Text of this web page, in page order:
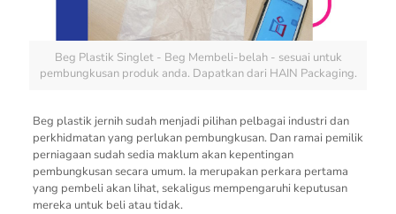
Beg Plastik Singlet - Beg Membeli-belah - sesuai untuk
pembungkusan produk anda. Dapatkan dari HAIN Packaging.
Beg plastik jernih sudah menjadi pilihan pelbagai industri dan
perkhidmatan yang perlukan pembungkusan. Dan ramai pemilik
perniagaan sudah sedia maklum akan kepentingan
pembungkusan secara umum. Ia merupakan perkara pertama
yang pembeli akan lihat, sekaligus mempengaruhi keputusan
mereka untuk beli atau tidak.